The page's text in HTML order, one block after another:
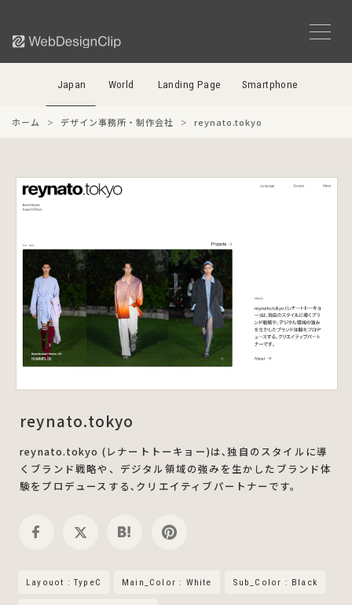
Japan World Landing Page Smartphone
ホーム デザイン事務所・制作会社 reynato.tokyo
reynato.tokyo
reynato.tokyo (レナートトーキョー)は､独自のスタイルに導
くブランド戦略や、デジタル領域の強みを生かしたブランド体
験をプロデュースする､クリエイティブパートナーです。
Layouot : TypeC Main_Color : White Sub_Color : Black